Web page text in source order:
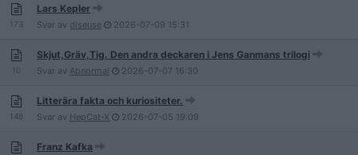
173
Lars Kepler
Svar av diseuse 2026-07-09 15:31
10
Skjut,Gräv,Tig. Den andra deckaren i Jens Ganmans trilogi
Svar av Abnormal 2026-07-07 16:30
148
Litterära fakta och kuriositeter.
Svar av HepCat-X 2026-07-05 19:09
Franz Kafka